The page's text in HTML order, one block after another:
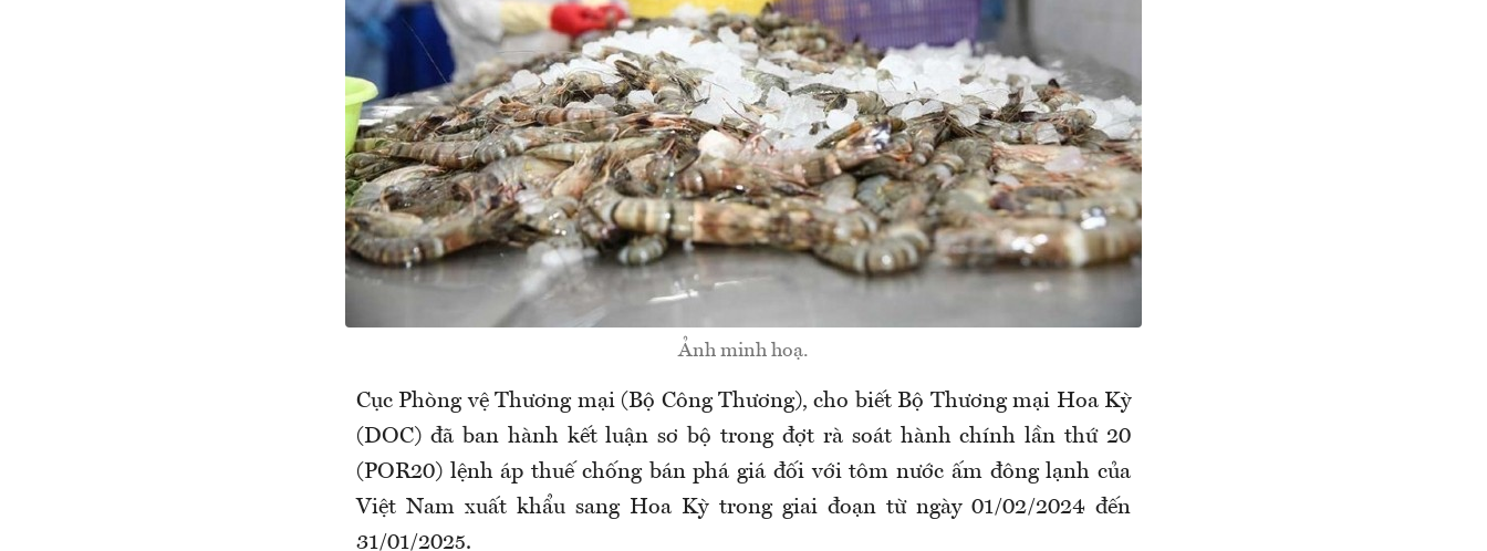
Ảnh minh hoạ.
Cục Phòng vệ Thương mại (Bộ Công Thương), cho biết Bộ Thương mại Hoa Kỳ
(DOC) đã ban hành kết luận sơ bộ trong đợt rà soát hành chính lần thứ 20
(POR20) lệnh áp thuế chống bán phá giá đối với tôm nước ấm đông lạnh của
Việt Nam xuất khẩu sang Hoa Kỳ trong giai đoạn từ ngày 01/02/2024 đến
31/01/2025.